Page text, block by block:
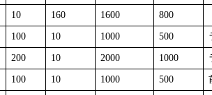
10 160 1600 800
100 10 1000 500
200 10 2000 1000
100 10 1000 500